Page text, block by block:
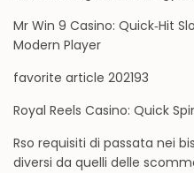
Mr Win 9 Casino: Quick‑Hit
Modern Player
favorite article 202193
Royal Reels Casino: Quick
Rso requisiti di passata nei
diversi da quelli delle